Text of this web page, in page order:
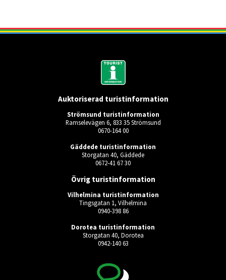
Auktoriserad turistinformation
Strömsund turistinformation
Ramselevägen 6, 833 35 Strömsund
0670-164 00
Gäddede turistinformation
Storgatan 40, Gäddede
0672-41 67 30
Övrig turistinformation
Vilhelmina turistinformation
Tingsgatan 1, Vilhelmina
0940-398 86
Dorotea turistinformation
Storgatan 40, Dorotea
0942-140 63